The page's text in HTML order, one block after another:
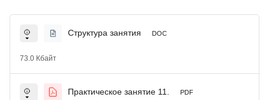
Структура занятия DOC
73.0 Кбайт
Практическое занятие 11. PDF